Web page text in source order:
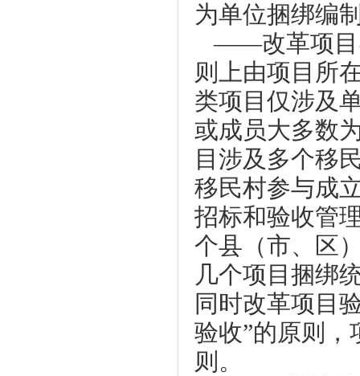
为单位捆绑编
——改革项目
则上由项目所
类项目仅涉及
或成员大多数
目涉及多个移
移民村参与成
招标和验收管
个县（市、区
几个项目捆绑
同时改革项目
验收”的原则，
则。